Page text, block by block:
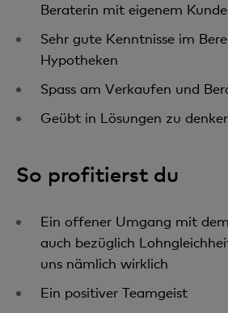
Beraterin mit eigenem
Sehr gute Kenntnisse im
Hypotheken
Spass am Verkaufen und
Geübt in Lösungen zu
So profitierst du
Ein offener Umgang mit
auch bezüglich
uns nämlich wirklich
Ein positiver Teamgeist